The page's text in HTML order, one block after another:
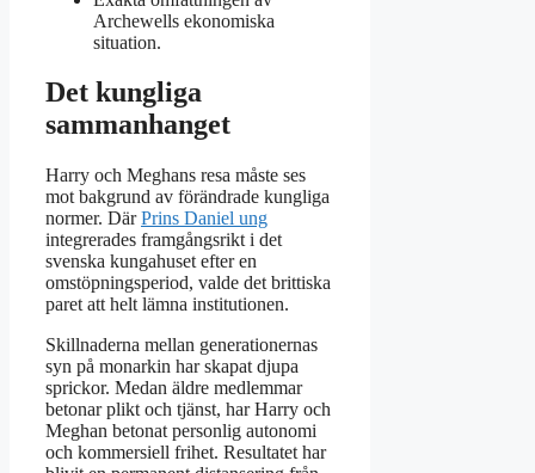
Archewells ekonomiska
situation.
Det kungliga
sammanhanget
Harry och Meghans resa måste ses
mot bakgrund av förändrade kungliga
normer. DärPrins Daniel ung
integrerades framgångsrikt i det
svenska kungahuset efter en
omstöpningsperiod, valde det brittiska
paret att helt lämna institutionen.
Skillnaderna mellan generationernas
syn på monarkin har skapat djupa
sprickor. Medan äldre medlemmar
betonar plikt och tjänst, har Harry och
Meghan betonat personlig autonomi
och kommersiell frihet. Resultatet har